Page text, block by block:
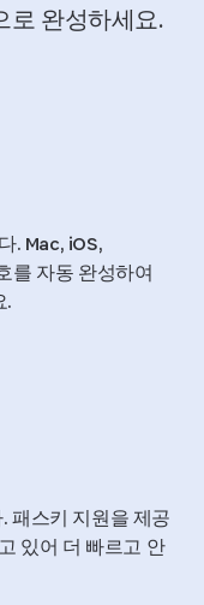
로 완성하세요.
. Mac, iOS,
를 자동 완성하여
.
패스키 지원을 제공
있어 더 빠르고 안